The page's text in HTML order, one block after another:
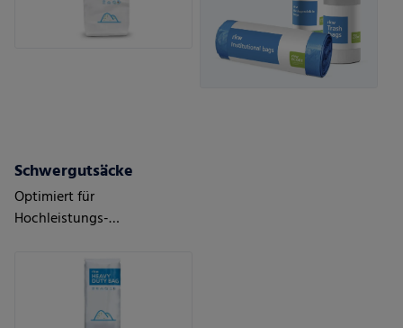
Schwergutsäcke
Optimiert für
Hochleistungs-